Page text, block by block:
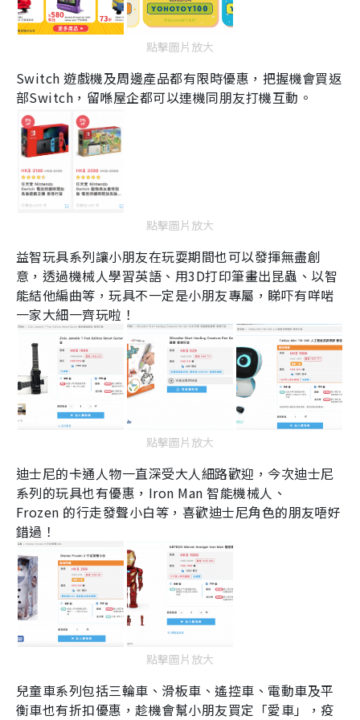
點擊圖片放大
Switch遊戲機及周邊產品都有限時優惠，把握機會買返
部Switch ，留喺屋企都可以連機同朋友打機互動。
點擊圖片放大
益智玩具系列讓小朋友在玩耍期間也可以發揮無盡創
意，透過機械人學習英語、用3D打印筆畫出昆蟲、以智
能結他編曲等，玩具不一定是小朋友專屬，睇吓有咩啱
一家大細一齊玩啦！
點擊圖片放大
迪士尼的卡通人物一直深受大人細路歡迎，今次迪士尼
系列的玩具也有優惠， Iron Man智能機械人、
Frozen 的行走發聲小白等，喜歡迪士尼角色的朋友唔好
錯過！
點擊圖片放大
兒童車系列包括三輪車、滑板車、遙控車、電動車及平
衡車也有折扣優惠，趁機會幫小朋友買定「愛車」，疫